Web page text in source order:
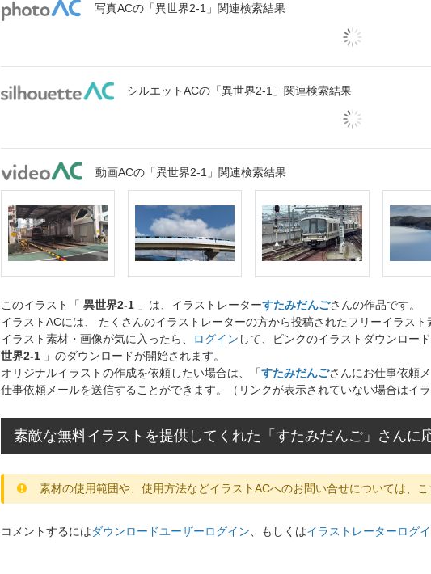
写真ACの「異世界2-1」関連検索結果
シルエットACの「異世界2-1」関連検索結果
動画ACの「異世界2-1」関連検索結果
このイラスト「 異世界2-1 」は、イラストレーターすたみだんごさんの作品です。
イラストACには、 たくさんのイラストレーターの方から投稿されたフリーイラス
イラスト素材・画像が気に入ったら、
ログイン して、ピンクのイラストダウンロー
世界2-1 」のダウンロードが開始されます。
オリジナルイラストの作成を依頼したい場合は、「すたみだんごさんにお仕事依頼
仕事依頼メールを送信することができます。（リンクが表示されていない場合はイ
素敵な無料イラストを提供してくれた「すたみだんご」さんに
素材の使用範囲や、使用方法などイラストACへのお問い合せについては、
コメントするにはダウンロードユーザーログイン 、もしくはイラストレーターログ